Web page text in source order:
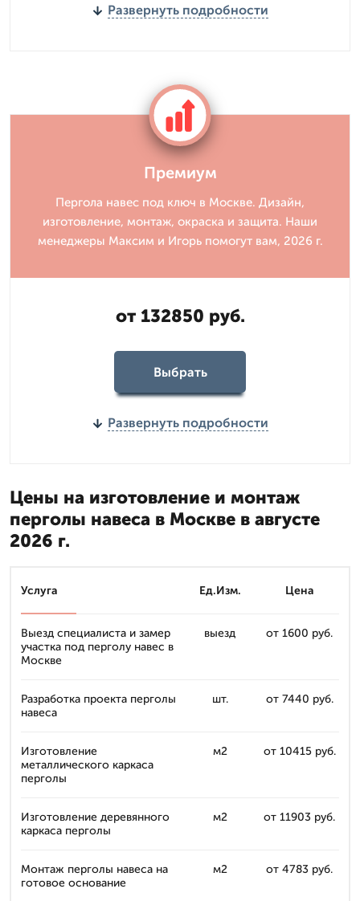
Развернуть подробности
Премиум
Пергола навес под ключ в Москве. Дизайн,
изготовление, монтаж, окраска и защита. Наши
менеджеры Максим и Игорь помогут вам, 2026 г.
от 132850 руб.
Выбрать
Развернуть подробности
Цены на изготовление и монтаж
перголы навеса в Москве в августе
2026 г.
Услуга Ед.Изм. Цена
Выезд специалиста и замер
участка под перголу навес в
Москве
выезд от 1600 руб.
Разработка проекта перголы
навеса
шт. от 7440 руб.
Изготовление
металлического каркаса
перголы
м2 от 10415 руб.
Изготовление деревянного
каркаса перголы
м2 от 11903 руб.
Монтаж перголы навеса на
готовое основание
м2 от 4783 руб.